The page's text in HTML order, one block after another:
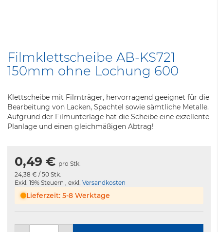
Anfang
der
Bildergalerie
Filmklettscheibe AB-KS721
150mm ohne Lochung 600
Klettscheibe mit Filmträger, hervorragend geeignet für die
Bearbeitung von Lacken, Spachtel sowie sämtliche Metalle.
Aufgrund der Filmunterlage hat die Scheibe eine exzellente
Planlage und einen gleichmäßigen Abtrag!
0,49 € pro Stk.
24,38 € / 50 Stk.
Exkl. 19% Steuern , exkl. Versandkosten
Lieferzeit: 5-8 Werktage